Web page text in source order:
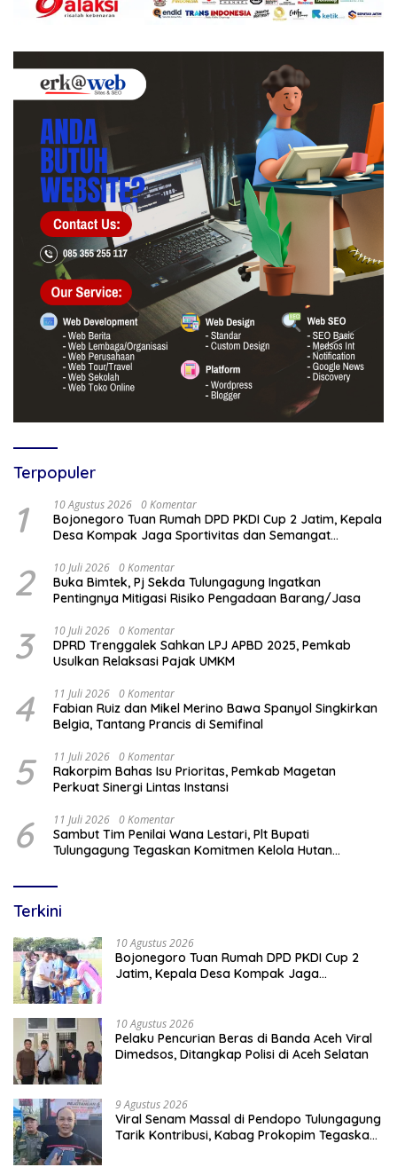
Terpopuler
1 10 Agustus 2026 0 Komentar
Bojonegoro Tuan Rumah DPD PKDI Cup 2 Jatim, Kepala
Desa Kompak Jaga Sportivitas dan Semangat
2 10 Juli 2026 0 Komentar
Buka Bimtek, Pj Sekda Tulungagung Ingatkan
Pentingnya Mitigasi Risiko Pengadaan Barang/Jasa
3 10 Juli 2026 0 Komentar
DPRD Trenggalek Sahkan LPJ APBD 2025, Pemkab
Usulkan Relaksasi Pajak UMKM
4 11 Juli 2026 0 Komentar
Fabian Ruiz dan Mikel Merino Bawa Spanyol Singkirkan
Belgia, Tantang Prancis di Semifinal
5 11 Juli 2026 0 Komentar
Rakorpim Bahas Isu Prioritas, Pemkab Magetan
Perkuat Sinergi Lintas Instansi
6 11 Juli 2026 0 Komentar
Sambut Tim Penilai Wana Lestari, Plt Bupati
Tulungagung Tegaskan Komitmen Kelola Hutan
Terkini
10 Agustus 2026
Bojonegoro Tuan Rumah DPD PKDI Cup 2
Jatim, Kepala Desa Kompak Jaga
10 Agustus 2026
Pelaku Pencurian Beras di Banda Aceh Viral
Dimedsos, Ditangkap Polisi di Aceh Selatan
9 Agustus 2026
Viral Senam Massal di Pendopo Tulungagung
Tarik Kontribusi, Kabag Prokopim Tegaskan